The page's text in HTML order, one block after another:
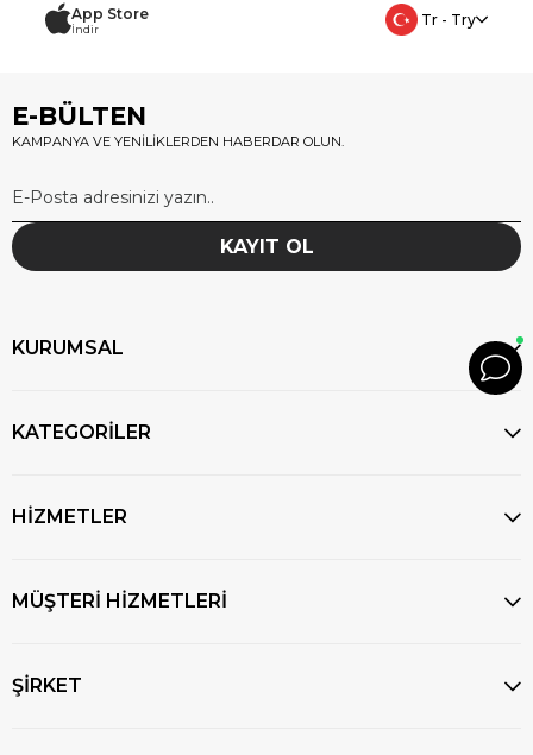
App Store
İndir
Tr - Try
E-BÜLTEN
KAMPANYA VE YENİLİKLERDEN HABERDAR OLUN.
KAYIT OL
KURUMSAL
KATEGORİLER
HİZMETLER
MÜŞTERİ HİZMETLERİ
ŞİRKET